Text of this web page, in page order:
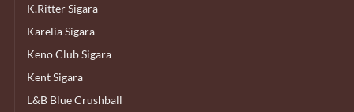
K.Ritter Sigara
Karelia Sigara
Keno Club Sigara
Kent Sigara
L&B Blue Crushball